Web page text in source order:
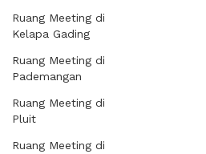
Ruang Meeting di
Kelapa Gading
Ruang Meeting di
Pademangan
Ruang Meeting di
Pluit
Ruang Meeting di